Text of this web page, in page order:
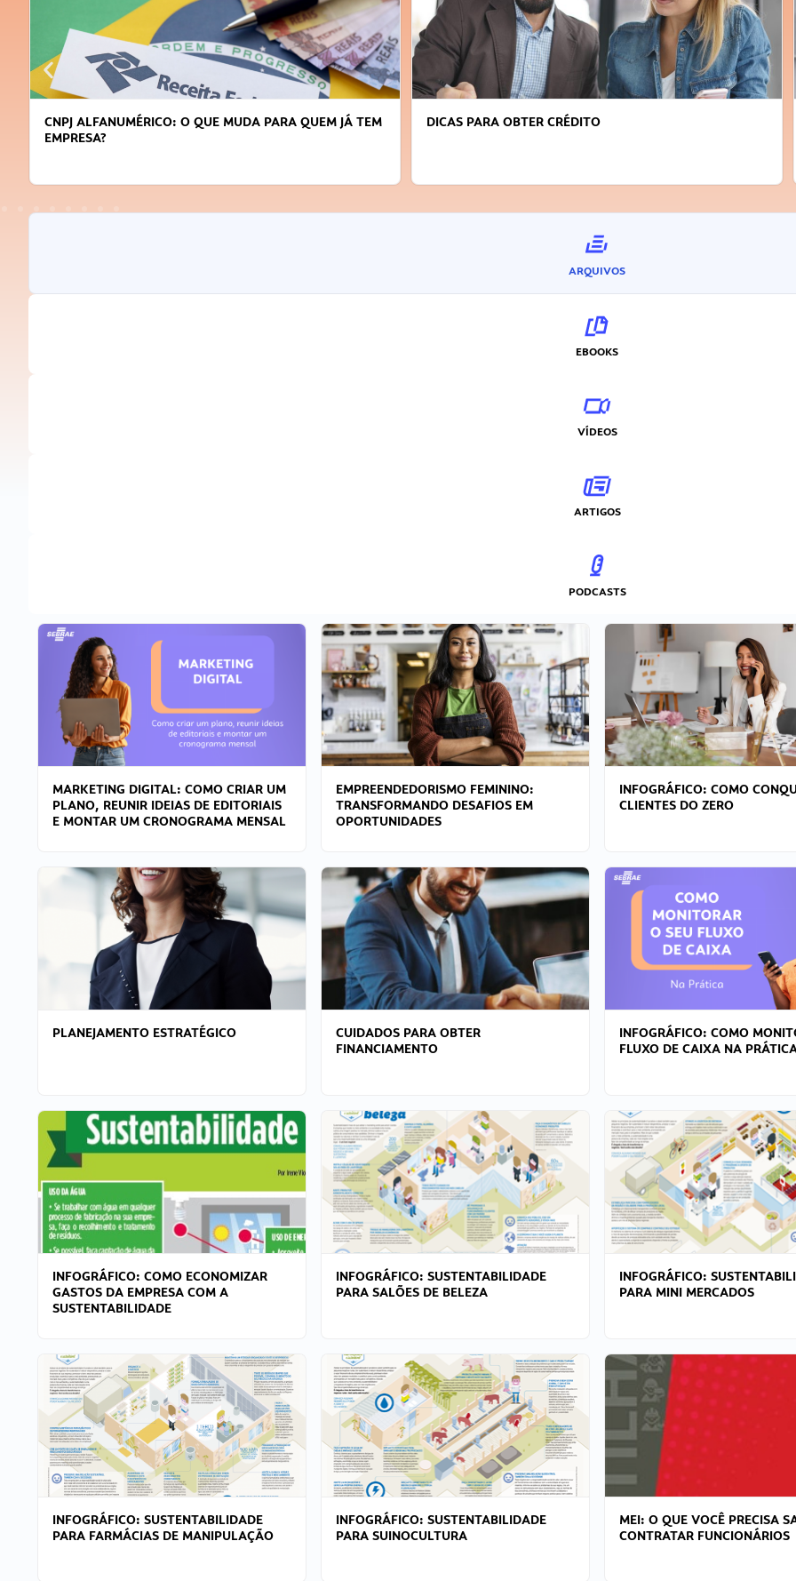
CNPJ ALFANUMÉRICO: O QUE MUDA PARA QUEM JÁ TEM
EMPRESA?
DICAS PARA OBTER CRÉDITO
ARQUIVOS
EBOOKS
VÍDEOS
ARTIGOS
PODCASTS
MARKETING DIGITAL: COMO CRIAR UM
PLANO, REUNIR IDEIAS DE EDITORIAIS
E MONTAR UM CRONOGRAMA MENSAL
EMPREENDEDORISMO FEMININO:
TRANSFORMANDO DESAFIOS EM
OPORTUNIDADES
INFOGRÁFICO: COMO
CLIENTES DO ZERO
PLANEJAMENTO ESTRATÉGICO
CUIDADOS PARA OBTER
FINANCIAMENTO
INFOGRÁFICO: COMO
FLUXO DE CAIXA NA
INFOGRÁFICO: COMO ECONOMIZAR
GASTOS DA EMPRESA COM A
SUSTENTABILIDADE
INFOGRÁFICO: SUSTENTABILIDADE
PARA SALÕES DE BELEZA
INFOGRÁFICO:
PARA MINI MERCADOS
INFOGRÁFICO: SUSTENTABILIDADE
PARA FARMÁCIAS DE MANIPULAÇÃO
INFOGRÁFICO: SUSTENTABILIDADE
PARA SUINOCULTURA
MEI: O QUE VOCÊ PRECISA
CONTRATAR FUNCIONÁRIOS